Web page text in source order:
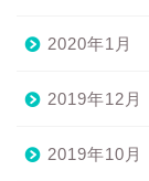
2020年1月
2019年12月
2019年10月